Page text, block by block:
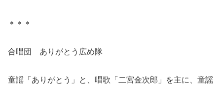
＊＊＊
合唱団 ありがとう広め隊
童謡「ありがとう」と、唱歌「二宮金次郎」を主に、童謡